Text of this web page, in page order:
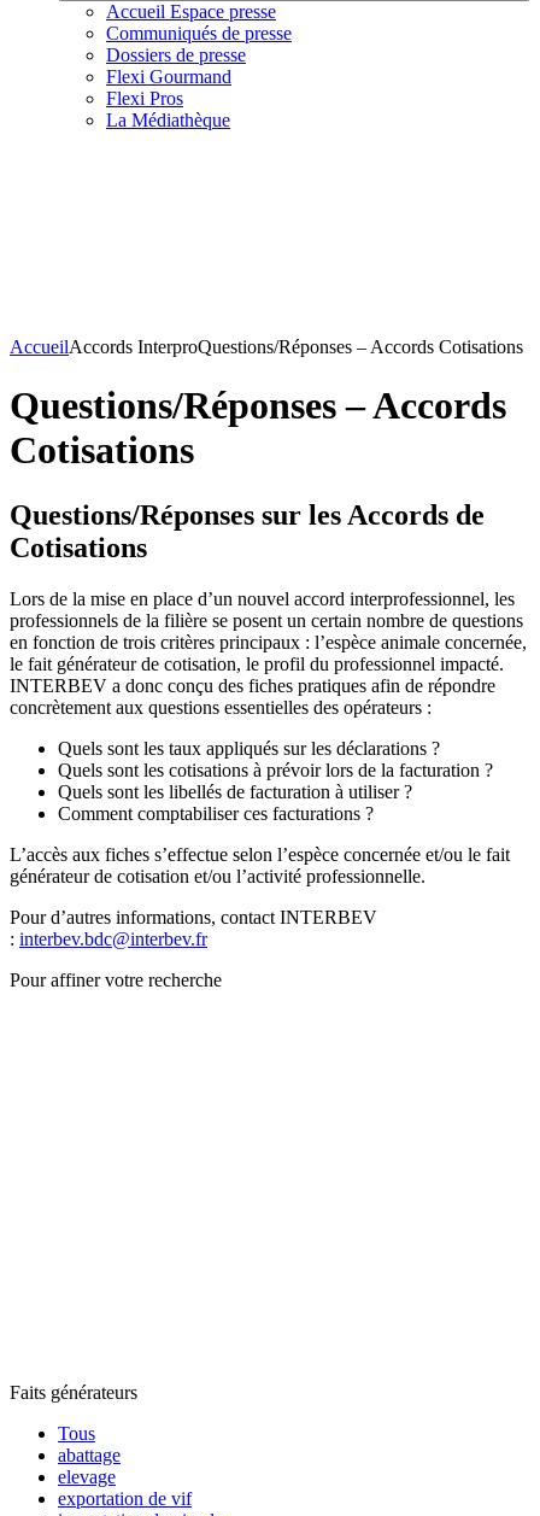
Accueil Espace presse
Communiqués de presse
Dossiers de presse
Flexi Gourmand
Flexi Pros
La Médiathèque
AccueilAccords InterproQuestions/Réponses – Accords Cotisations
Questions/Réponses – Accords
Cotisations
Questions/Réponses sur les Accords de
Cotisations
Lors de la mise en place d’un nouvel accord interprofessionnel, les
professionnels de la filière se posent un certain nombre de questions
en fonction de trois critères principaux : l’espèce animale concernée,
le fait générateur de cotisation, le profil du professionnel impacté.
INTERBEV a donc conçu des fiches pratiques afin de répondre
concrètement aux questions essentielles des opérateurs :
Quels sont les taux appliqués sur les déclarations ?
Quels sont les cotisations à prévoir lors de la facturation ?
Quels sont les libellés de facturation à utiliser ?
Comment comptabiliser ces facturations ?
L’accès aux fiches s’effectue selon l’espèce concernée et/ou le fait
générateur de cotisation et/ou l’activité professionnelle.
Pour d’autres informations, contact INTERBEV
: interbev.bdc@interbev.fr
Pour affiner votre recherche
Faits générateurs
Tous
abattage
elevage
exportation de vif